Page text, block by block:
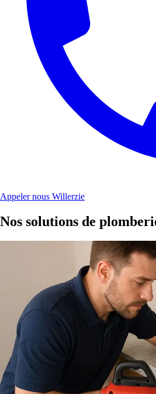
Appeler nous Willerzie
Nos solutions de